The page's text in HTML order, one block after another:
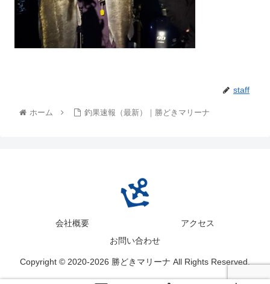
staff
ホーム 釣果速報（最新）｜勝どきマリーナ
会社概要
アクセス
お問い合わせ
Copyright © 2020-2026 勝どきマリーナ All Rights Reserved.